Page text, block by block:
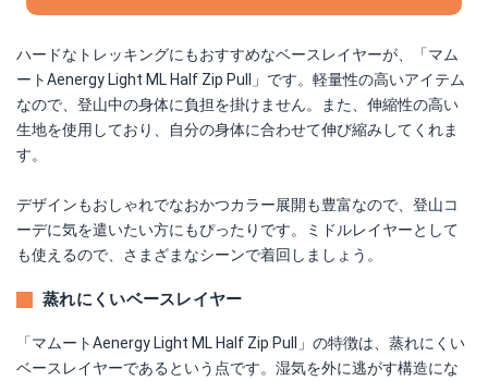
ハードなトレッキングにもおすすめなベースレイヤーが、「マム
ートAenergy Light ML Half Zip Pull」です。軽量性の高いアイテム
なので、登山中の身体に負担を掛けません。また、伸縮性の高い
生地を使用しており、自分の身体に合わせて伸び縮みしてくれま
す。
デザインもおしゃれでなおかつカラー展開も豊富なので、登山コ
ーデに気を遣いたい方にもぴったりです。ミドルレイヤーとして
も使えるので、さまざまなシーンで着回しましょう。
蒸れにくいベースレイヤー
「マムートAenergy Light ML Half Zip Pull」の特徴は、蒸れにくい
ベースレイヤーであるという点です。湿気を外に逃がす構造にな